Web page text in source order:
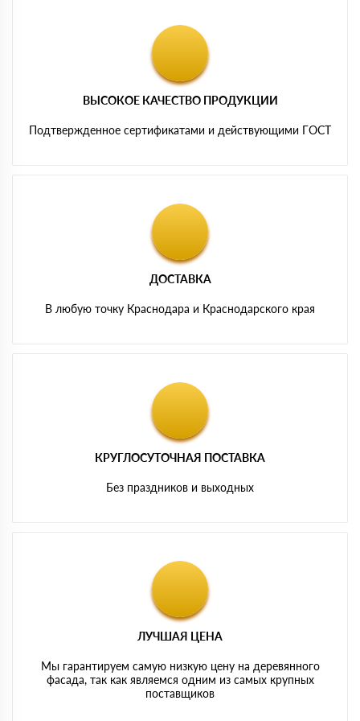
ВЫСОКОЕ КАЧЕСТВО ПРОДУКЦИИ
Подтвержденное сертификатами и действующими ГОСТ
ДОСТАВКА
В любую точку Краснодара и Краснодарского края
КРУГЛОСУТОЧНАЯ ПОСТАВКА
Без праздников и выходных
ЛУЧШАЯ ЦЕНА
Мы гарантируем самую низкую цену на деревянного
фасада, так как являемся одним из самых крупных
поставщиков